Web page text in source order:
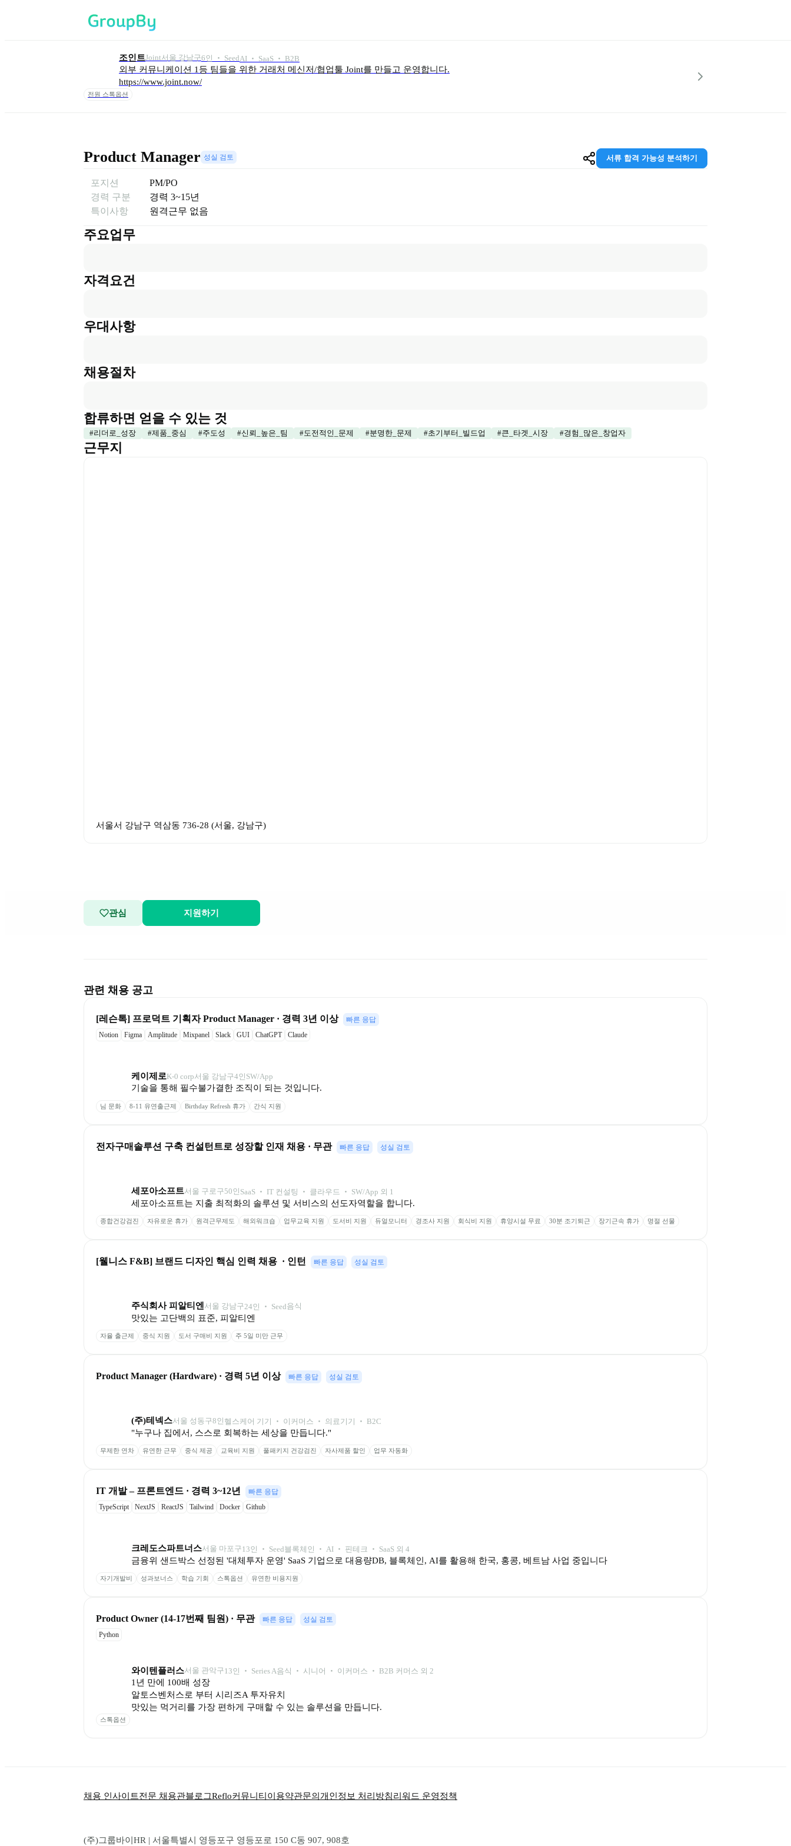
조인트Joint서울 강남구6인 ‧ SeedAI ‧ SaaS ‧ B2B
외부 커뮤니케이션 1등 팀들을 위한 거래처 메신저/협업툴 Joint를 만들고 운영합니다.
https://www.joint.now/
전원 스톡옵션
Product Manager 성실 검토 서류 합격 가능성 분석하기
포지션
PM/PO
경력 구분
경력 3~15년
특이사항
원격근무 없음
주요업무
자격요건
우대사항
채용절차
합류하면 얻을 수 있는 것
#리더로_성장 #제품_중심 #주도성 #신뢰_높은_팀 #도전적인_문제 #분명한_문제 #초기부터_빌드업 #큰_타겟_시장 #경험_많은_창업자
근무지
서울서 강남구 역삼동 736-28 (서울, 강남구)
관심 지원하기
관련 채용 공고
[레슨톡] 프로덕트 기획자 Product Manager · 경력 3년 이상
빠른 응답
Notion
Figma Amplitude Mixpanel Slack GUI ChatGPT Claude
케이제로K-0 corp서울 강남구4인 SW/App
기술을 통해 필수불가결한 조직이 되는 것입니다.
님 문화 8-11 유연출근제 Birthday Refresh 휴가 간식 지원
전자구매솔루션 구축 컨설턴트로 성장할 인재 채용 · 무관 빠른 응답 성실 검토
세포아소프트서울 구로구50인 SaaS ‧ IT 컨설팅 ‧ 클라우드 ‧ SW/App 외 1
세포아소프트는 지출 최적화의 솔루션 및 서비스의 선도자역할을 합니다.
종합건강검진 자유로운 휴가 원격근무제도 해외워크숍 업무교육 지원 도서비 지원 듀얼모니터 경조사 지원 회식비 지원 휴양시설 무료 30분 조기퇴근 장기근속 휴가 명절 선물
[웰니스 F&B] 브랜드 디자인 핵심 인력 채용  · 인턴 빠른 응답 성실 검토
주식회사 피알티엔서울 강남구24인 ‧ Seed음식
맛있는 고단백의 표준, 피알티엔
자율 출근제 중식 지원 도서 구매비 지원 주 5일 미만 근무
Product Manager (Hardware) · 경력 5년 이상 빠른 응답 성실 검토
(주)테넥스서울 성동구8인 헬스케어 기기 ‧ 이커머스 ‧ 의료기기 ‧ B2C
"누구나 집에서, 스스로 회복하는 세상을 만듭니다."
무제한 연차 유연한 근무 중식 제공 교육비 지원 풀패키지 건강검진 자사제품 할인 업무 자동화
IT 개발 – 프론트엔드 · 경력 3~12년
빠른 응답
TypeScript
NextJS ReactJS Tailwind Docker Github
크레도스파트너스서울 마포구13인 ‧ Seed블록체인 ‧ AI ‧ 핀테크 ‧ SaaS 외 4
금융위 샌드박스 선정된 '대체투자 운영' SaaS 기업으로 대용량DB, 블록체인, AI를 활용해 한국, 홍콩, 베트남 사업 중입니다
자기개발비 성과보너스 학습 기회 스톡옵션 유연한 비용지원
Product Owner (14-17번째 팀원) · 무관 빠른 응답
성실 검토
Python
와이텐플러스서울 관악구13인 ‧ Series A음식 ‧ 시니어 ‧ 이커머스 ‧ B2B 커머스 외 2
1년 만에 100배 성장
알토스벤처스로 부터 시리즈A 투자유치
맛있는 먹거리를 가장 편하게 구매할 수 있는 솔루션을 만듭니다.
스톡옵션
채용 인사이트전문 채용관블로그Reflo커뮤니티 이용약관문의 개인정보 처리방침리워드 운영정책
(주)그룹바이HR | 서울특별시 영등포구 영등포로 150 C동 907, 908호